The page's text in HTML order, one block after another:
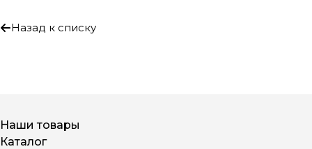
Назад к списку
Наши товары
Каталог